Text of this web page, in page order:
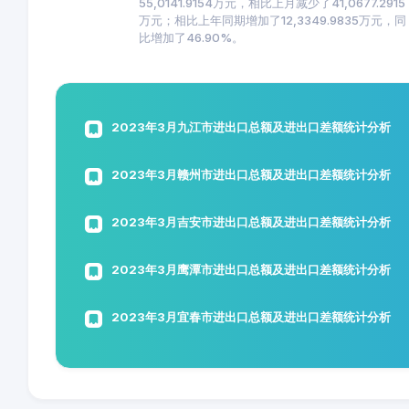
55,0141.9154万元，相比上月减少了41,0677.2915
万元；相比上年同期增加了12,3349.9835万元，同
比增加了46.90%。
2023年3月九江市进出口总额及进出口差额统计分析
2023年3月赣州市进出口总额及进出口差额统计分析
2023年3月吉安市进出口总额及进出口差额统计分析
2023年3月鹰潭市进出口总额及进出口差额统计分析
2023年3月宜春市进出口总额及进出口差额统计分析